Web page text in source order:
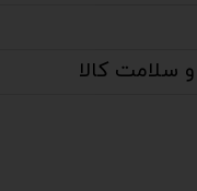
سلامت کالا